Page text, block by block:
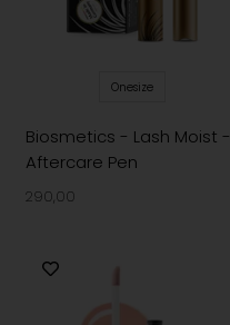
Onesize
Biosmetics - Lash Moist -
Aftercare Pen
290,00